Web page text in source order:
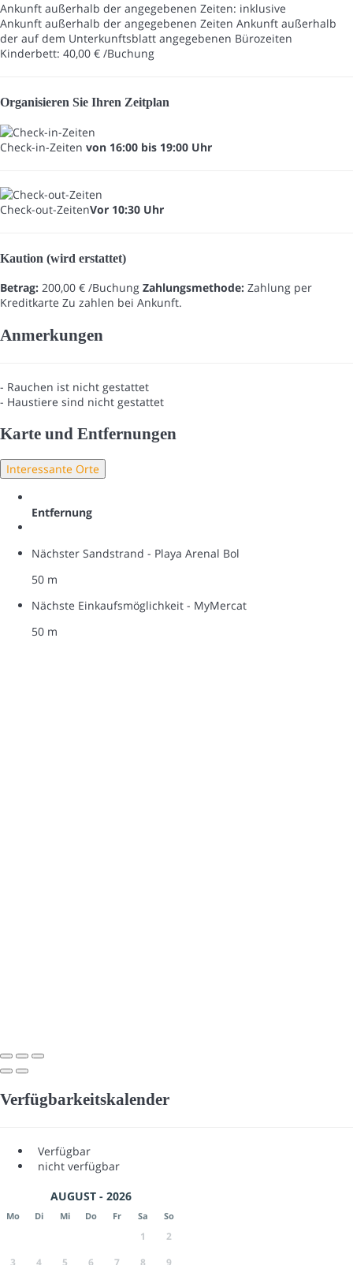
Ankunft außerhalb der angegebenen Zeiten: inklusive
Ankunft außerhalb der angegebenen Zeiten Ankunft außerhalb
der auf dem Unterkunftsblatt angegebenen Bürozeiten
Kinderbett: 40,00 € /Buchung
Organisieren Sie Ihren Zeitplan
Check-in-Zeiten von 16:00 bis 19:00 Uhr
Check-out-ZeitenVor 10:30 Uhr
Kaution (wird erstattet)
Betrag: 200,00 € /Buchung Zahlungsmethode: Zahlung per
Kreditkarte Zu zahlen bei Ankunft.
Anmerkungen
- Rauchen ist nicht gestattet
- Haustiere sind nicht gestattet
Karte und Entfernungen
Interessante Orte
Entfernung
Nächster Sandstrand - Playa Arenal Bol
50 m
Nächste Einkaufsmöglichkeit - MyMercat
50 m
Verfügbarkeitskalender
Verfügbar
nicht verfügbar
AUGUST - 2026
Mo Di Mi Do Fr Sa So
1
2
3
4 5 6 7 8 9